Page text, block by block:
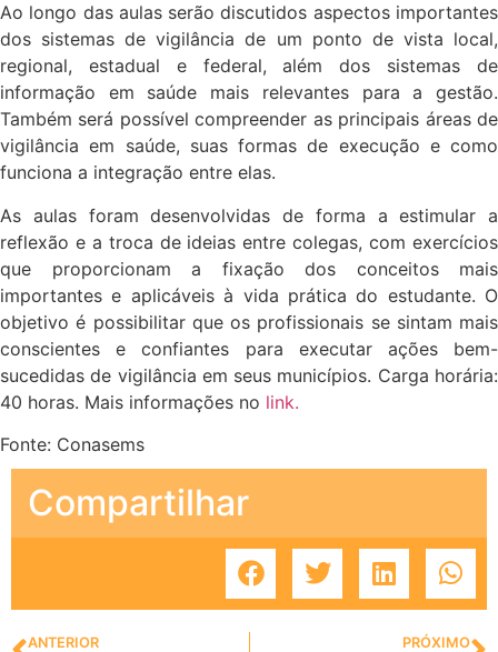
Ao longo das aulas serão discutidos aspectos importantes
dos sistemas de vigilância de um ponto de vista local,
regional, estadual e federal, além dos sistemas de
informação em saúde mais relevantes para a gestão.
Também será possível compreender as principais áreas de
vigilância em saúde, suas formas de execução e como
funciona a integração entre elas.
As aulas foram desenvolvidas de forma a estimular a
reflexão e a troca de ideias entre colegas, com exercícios
que proporcionam a fixação dos conceitos mais
importantes e aplicáveis à vida prática do estudante. O
objetivo é possibilitar que os profissionais se sintam mais
conscientes e confiantes para executar ações bem-
sucedidas de vigilância em seus municípios. Carga horária:
40 horas. Mais informações no link.
Fonte: Conasems
Compartilhar
ANTERIOR PRÓXIMO